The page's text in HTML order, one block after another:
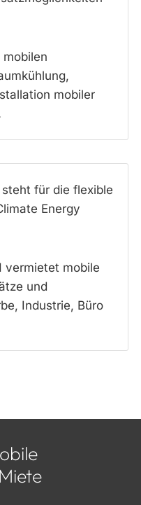
mobilen
mobiler
vermietet mobile
und
Industrie, Büro